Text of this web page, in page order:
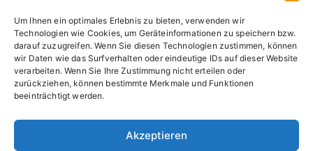
Um Ihnen ein optimales Erlebnis zu bieten, verwenden wir
Technologien wie Cookies, um Geräteinformationen zu speichern bzw.
darauf zuzugreifen. Wenn Sie diesen Technologien zustimmen, können
wir Daten wie das Surfverhalten oder eindeutige IDs auf dieser Website
verarbeiten. Wenn Sie Ihre Zustimmung nicht erteilen oder
zurückziehen, können bestimmte Merkmale und Funktionen
beeinträchtigt werden.
Akzeptieren
Domainvergabestelle.de